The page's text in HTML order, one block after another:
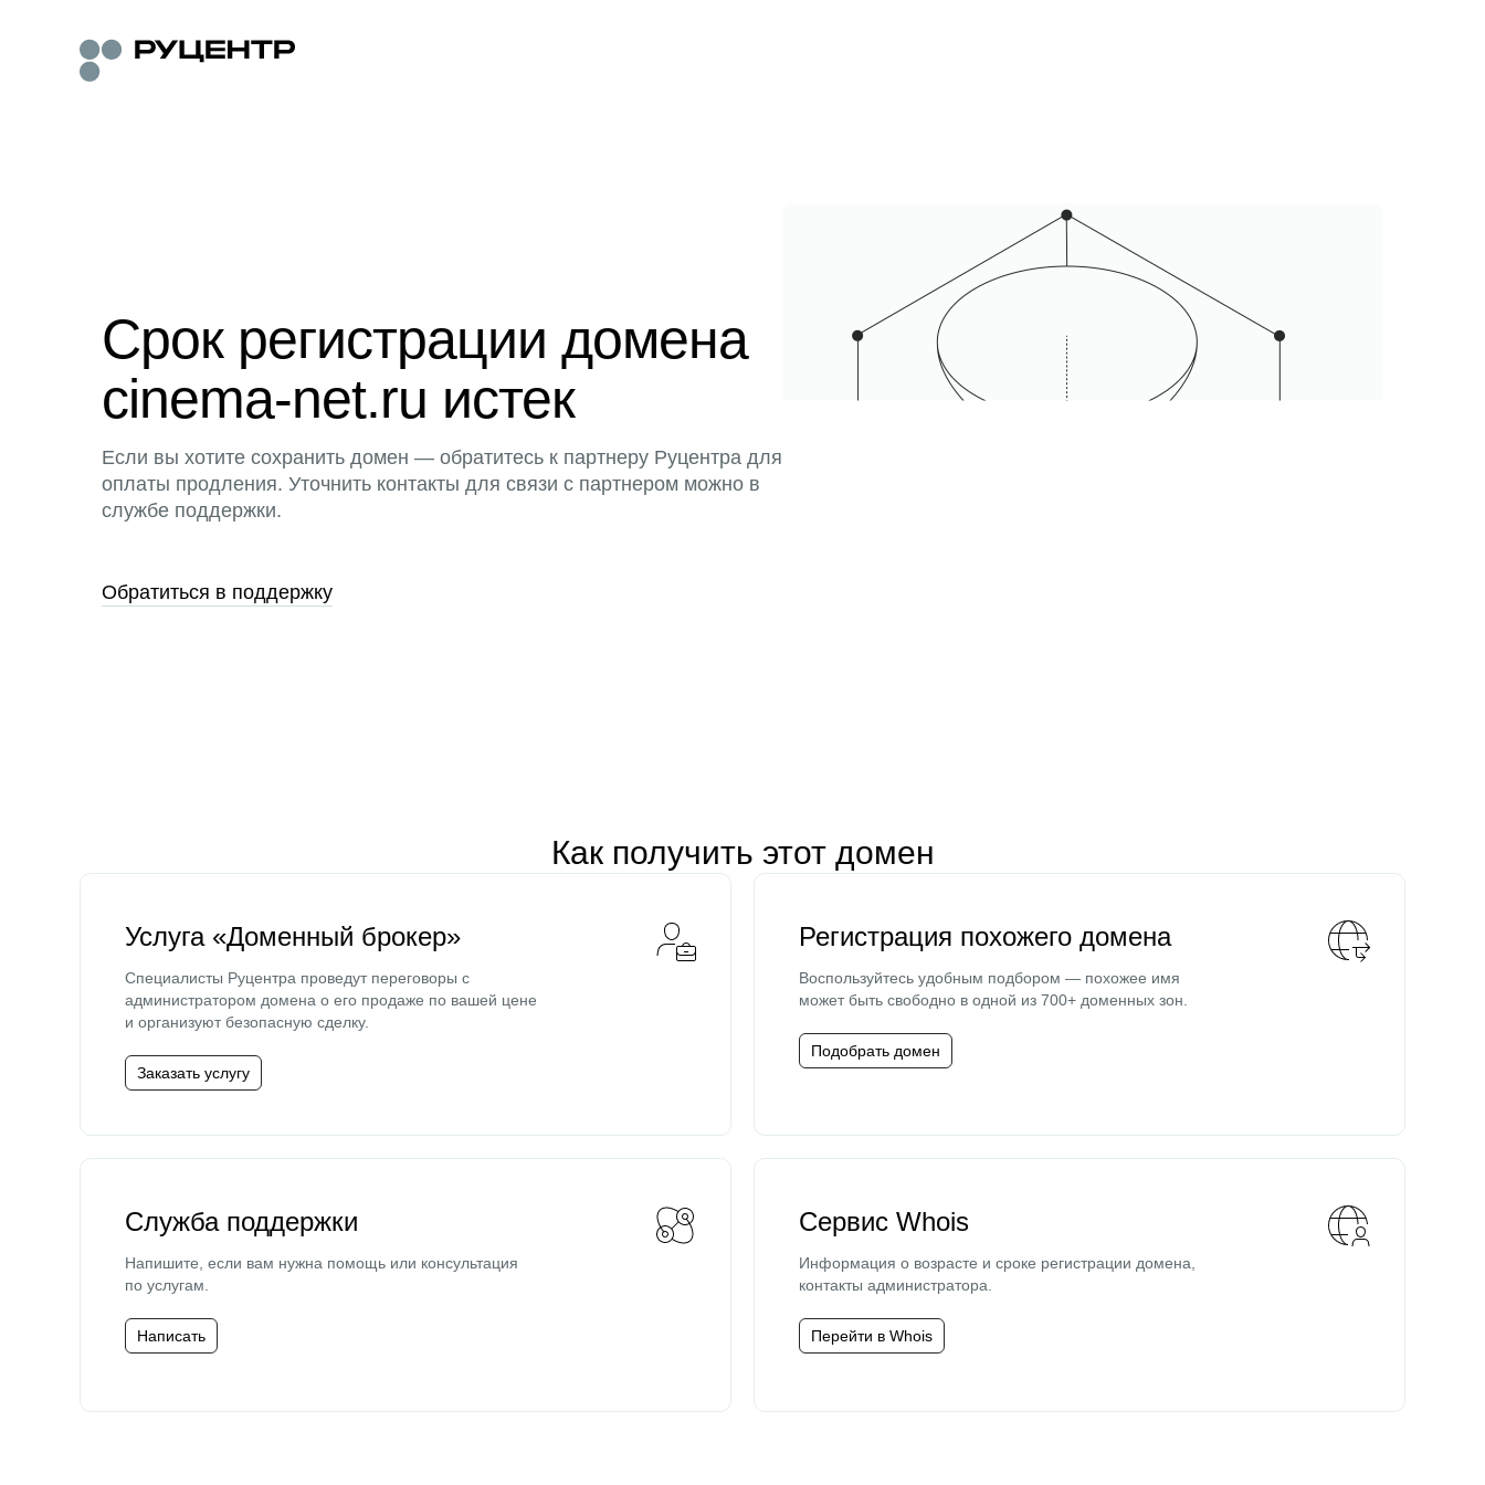
Срок регистрации домена
cinema-net.ru истек
Если вы хотите сохранить домен — обратитесь к партнеру Руцентра для
оплаты продления. Уточнить контакты для связи с партнером можно в
службе поддержки.
Обратиться в поддержку
Как получить этот домен
Услуга «Доменный брокер»
Специалисты Руцентра проведут переговоры с
администратором домена о его продаже по вашей цене
и организуют безопасную сделку.
Заказать услугу
Регистрация похожего домена
Воспользуйтесь удобным подбором — похожее имя
может быть свободно в одной из 700+ доменных зон.
Подобрать домен
Служба поддержки
Напишите, если вам нужна помощь или консультация
по услугам.
Написать
Сервис Whois
Информация о возрасте и сроке регистрации домена,
контакты администратора.
Перейти в Whois